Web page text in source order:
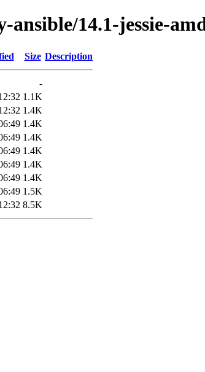
14.1-jessie-
Size Description
-
1.1K
1.4K
1.4K
1.4K
1.4K
1.4K
1.4K
1.5K
8.5K